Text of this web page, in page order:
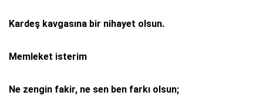
Kardeş kavgasına bir nihayet olsun.
Memleket isterim
Ne zengin fakir, ne sen ben farkı olsun;